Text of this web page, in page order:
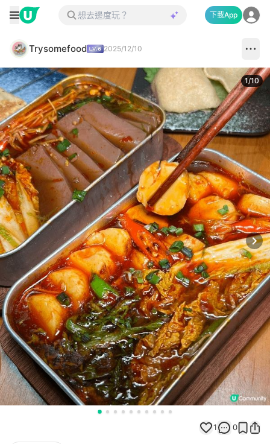
下載App
Trysomefood 2025/12/10
1/10
1 0